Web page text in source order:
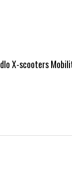
X-scooters